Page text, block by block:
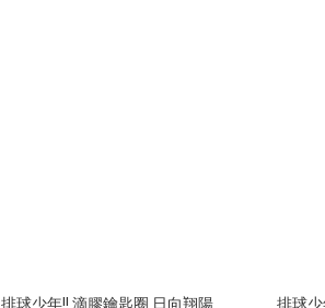
排球少年!! 滴膠鑰匙圈 日向翔陽 排球